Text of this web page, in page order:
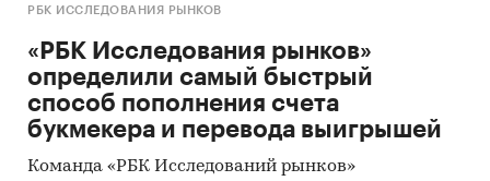
кабинетного исследования является
проанализировать ситуацию на рынке
ковровой плитки в России и получить
(рассчитать) показатели, характеризующие его
состояние в настоящее время и в будущем.
Источники получения информации
РБК ИССЛЕДОВАНИЯ РЫНКОВ
«РБК Исследования рынков»
определили самый быстрый
способ пополнения счета
букмекера и перевода выигрышей
Команда «РБК Исследований рынков»